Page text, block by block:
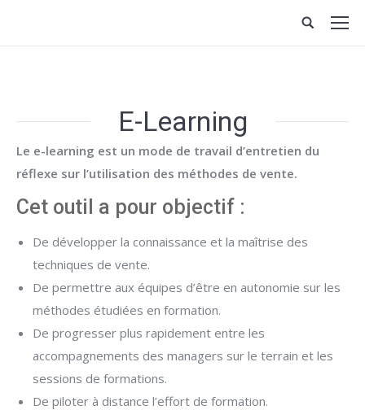
E-Learning
Le e-learning est un mode de travail d’entretien du
réflexe sur l’utilisation des méthodes de vente.
Cet outil a pour objectif :
De développer la connaissance et la maîtrise des
techniques de vente.
De permettre aux équipes d’être en autonomie sur les
méthodes étudiées en formation.
De progresser plus rapidement entre les
accompagnements des managers sur le terrain et les
sessions de formations.
De piloter à distance l’effort de formation.